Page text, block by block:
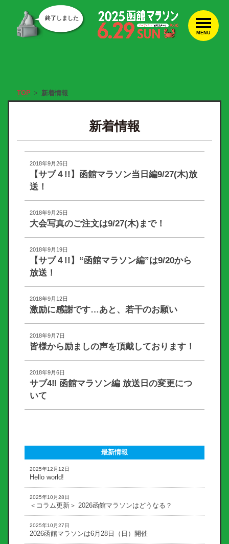
MENU
終了しました
TOP 新着情報
新着情報
2018年9月26日
【サブ４!!】函館マラソン当日編9/27(木)放
送！
2018年9月25日
大会写真のご注文は9/27(木)まで！
2018年9月19日
【サブ４!!】“函館マラソン編”は9/20から
放送！
2018年9月12日
激励に感謝です…あと、若干のお願い
2018年9月7日
皆様から励ましの声を頂戴しております！
2018年9月6日
サブ4‼︎ 函館マラソン編 放送日の変更につ
いて
最新情報
2025年12月12日
Hello world!
2025年10月28日
＜コラム更新＞ 2026函館マラソンはどうなる？
2025年10月27日
2026函館マラソンは6月28日（日）開催